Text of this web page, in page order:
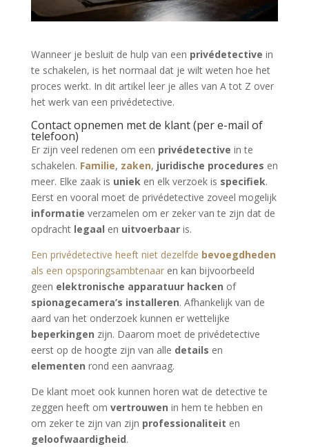
Wanneer je besluit de hulp van een privédetective in
te schakelen, is het normaal dat je wilt weten hoe het
proces werkt. In dit artikel leer je alles van A tot Z over
het werk van een privédetective.
Contact opnemen met de klant (per e-mail of
telefoon)
Er zijn veel redenen om een privédetective in te
schakelen. Familie, zaken, juridische procedures en
meer. Elke zaak is unieken elk verzoek is specifiek.
Eerst en vooral moet de privédetective zoveel mogelijk
informatie verzamelen om er zeker van te zijn dat de
opdracht legaal en uitvoerbaaris.
Een privédetective heeft niet dezelfde bevoegdheden
als een opsporingsambtenaaren kan bijvoorbeeld
geen elektronische apparatuur hacken of
spionagecamera’s installeren. Afhankelijk van de
aard van het onderzoek kunnen er wettelijke
beperkingen zijn. Daarom moet de privédetective
eerst op de hoogte zijn van alle details en
elementen rond een aanvraag.
De klant moet ook kunnen horen wat de detective te
zeggen heeft om vertrouwen in hem te hebben en
om zeker te zijn van zijn professionaliteit en
geloofwaardigheid.